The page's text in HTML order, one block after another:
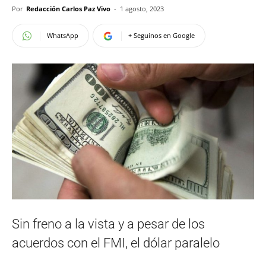
Por Redacción Carlos Paz Vivo - 1 agosto, 2023
WhatsApp + Seguinos en Google
Sin freno a la vista y a pesar de los
acuerdos con el FMI, el dólar paralelo